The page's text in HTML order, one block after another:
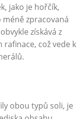
jako je hořčík,
zpracovaná
získává z
což vede k
obou typů soli, je